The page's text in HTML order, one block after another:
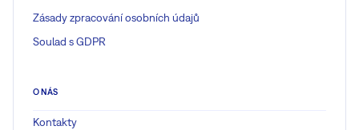
Zásady zpracování osobních údajů
Soulad s GDPR
O NÁS
Kontakty